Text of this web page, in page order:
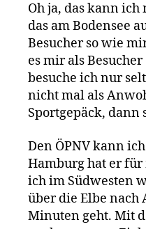
Oh ja, das kann
das am Bodensee
Besucher so wie
es mir als
besuche ich nur
nicht mal als
Sportgepäck,
Den ÖPNV kann
Hamburg hat er für
ich im Südwesten
über die Elbe nach
Minuten geht. Mit